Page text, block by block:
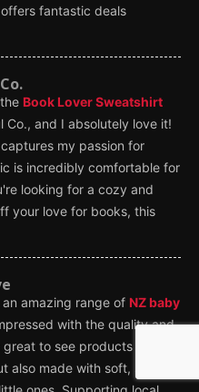
fantastic deals
Book Lover Sweatshirt
Co., and I absolutely love it!
my passion for
is incredibly comfortable for
looking for a cozy and
your love for books, this
amazing range of NZ baby
with the quality and
to see products that
also made with soft, safe